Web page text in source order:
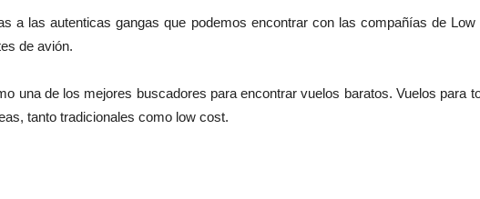
a las autenticas gangas que podemos encontrar con las compañías de
de avión.
una de los mejores buscadores para encontrar vuelos baratos. Vuelos para
tanto tradicionales como low cost.